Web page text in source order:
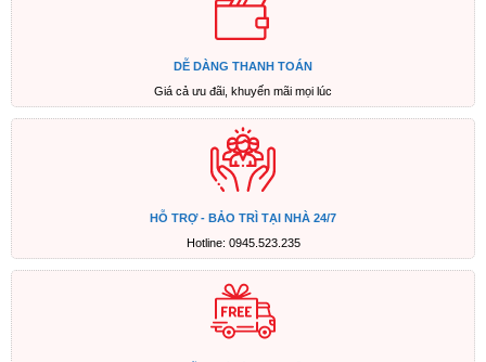
DỄ DÀNG THANH TOÁN
Giá cả ưu đãi, khuyến mãi mọi lúc
HỖ TRỢ - BẢO TRÌ TẠI NHÀ 24/7
Hotline: 0945.523.235